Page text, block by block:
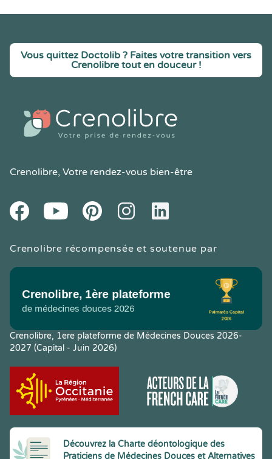
Vous quittez Doctolib ? Faites votre transition vers
Crenolibre tout en douceur !
Crenolibre, Votre rendez-vous bien-être
FacebookYoutube PinteresetInstagramLinkedIn
Crenolibre récompensée et soutenue par
Crenolibre, 1ere plateforme de Médecines Douces 2026-
2027 (Capital - Juin 2026)
Découvrez la Charte déontologique des
Praticiens de Médecines Douces et Alternatives